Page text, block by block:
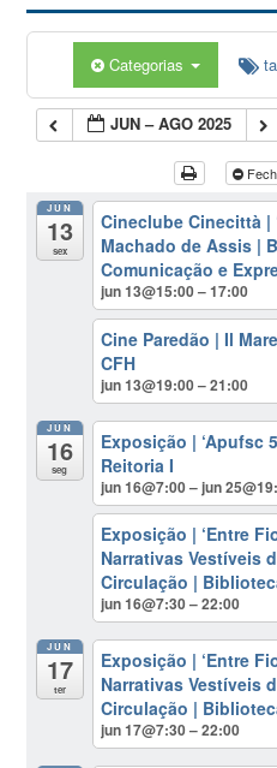
Categorias
JUN – AGO 2025
JUN
13
sex
Cineclube Cinecittà |
Machado de Assis |
Comunicação e
jun 13@15:00 – 17:00
Cine Paredão | Il
CFH
jun 13@19:00 – 21:00
JUN
16
seg
Exposição | ‘Apufsc
Reitoria I
jun 16@7:00 – jun
Exposição | ‘Entre
Narrativas Vestíveis
Circulação |
jun 16@7:30 – 22:00
JUN
17
ter
Exposição | ‘Entre
Narrativas Vestíveis
Circulação |
jun 17@7:30 – 22:00